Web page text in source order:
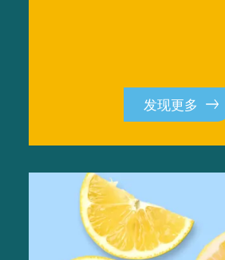
发现更多
发现更多